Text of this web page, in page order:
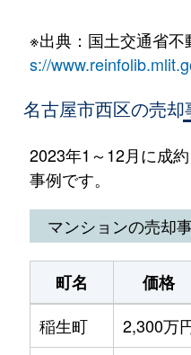
※出典：国土交通省不
s://
名古屋市西区の売却
2023年1～12月に成
事例です。
マンションの売却
町名 価格
稲生町
2,300万